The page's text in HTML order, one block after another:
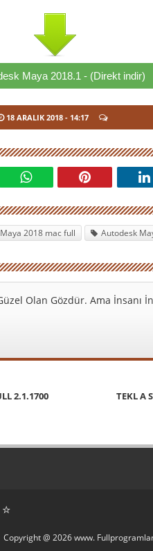
Maya 2018.1 - (Direkt indir)
18 ARALIK 2018 - 14:17
2018 mac full Autodesk
Olan Gözdür. Ama İnsanı
2.1.1700
TEKL A
Copyright @ 2026 www.